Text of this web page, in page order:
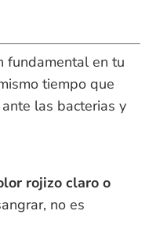
fundamental en tu
tiempo que
las bacterias y
rojizo claro o
no es